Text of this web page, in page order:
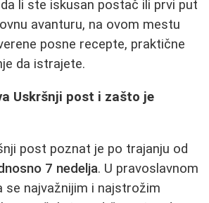
li ste iskusan postač ili prvi put
avanturu, na ovom mestu
posne recepte, praktične
da istrajete.
Uskršnji post i zašto je
post poznat je po trajanju od
7 nedelja. U pravoslavnom
se najvažnijim i najstrožim